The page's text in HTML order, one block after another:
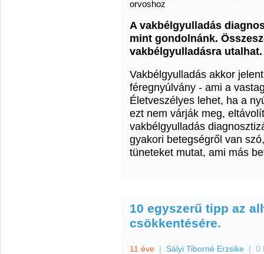
orvoshoz
A vakbélgyulladás
mint gondolnánk.
vakbélgyulladásra utalhat.
Vakbélgyulladás akkor
féregnyúlvány - ami a
Életveszélyes lehet, ha a
ezt nem várják meg,
vakbélgyulladás
gyakori betegségről van
tüneteket mutat, ami más
10 egyszerű tipp az
csökkentésére.
11 éve | Sályi Tiborné Erzsike | 0